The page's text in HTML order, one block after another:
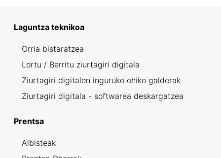
Laguntza teknikoa
Orria bistaratzea
Lortu / Berritu ziurtagiri digitala
Ziurtagiri digitalen inguruko ohiko galderak
Ziurtagiri digitala - softwarea deskargatzea
Prentsa
Albisteak